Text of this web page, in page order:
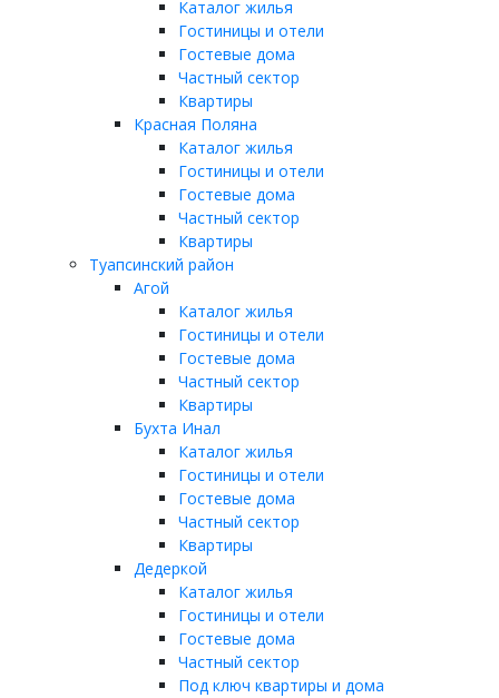
Каталог жилья
Гостиницы и отели
Гостевые дома
Частный сектор
Квартиры
Красная Поляна
Каталог жилья
Гостиницы и отели
Гостевые дома
Частный сектор
Квартиры
Туапсинский район
Агой
Каталог жилья
Гостиницы и отели
Гостевые дома
Частный сектор
Квартиры
Бухта Инал
Каталог жилья
Гостиницы и отели
Гостевые дома
Частный сектор
Квартиры
Дедеркой
Каталог жилья
Гостиницы и отели
Гостевые дома
Частный сектор
Под ключ квартиры и дома